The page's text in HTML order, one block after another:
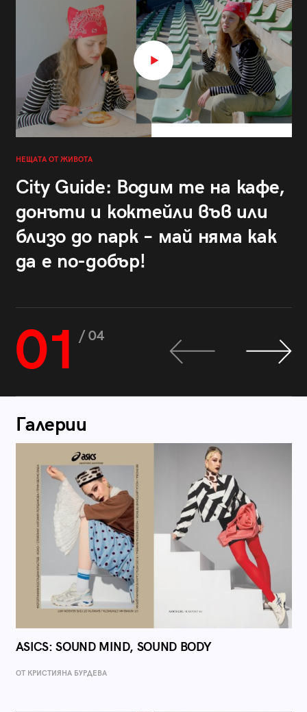
НЕЩАТА ОТ ЖИВОТА
City Guide: Водим те на кафе,
донъти и коктейли във или
близо до парк – май няма как
да е по-добър!
01 / 04
Галерии
ASICS: SOUND MIND, SOUND BODY
ОТ КРИСТИЯНА БУРДЕВА